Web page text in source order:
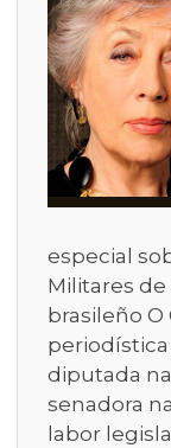
especial
Militares
brasileño O
diputada
senadora
labor